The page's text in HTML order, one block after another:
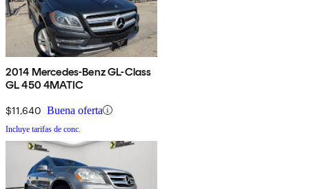
2014 Mercedes-Benz GL-Class
GL 450 4MATIC
$11,640 Buena oferta
Incluye tarifas de conc.